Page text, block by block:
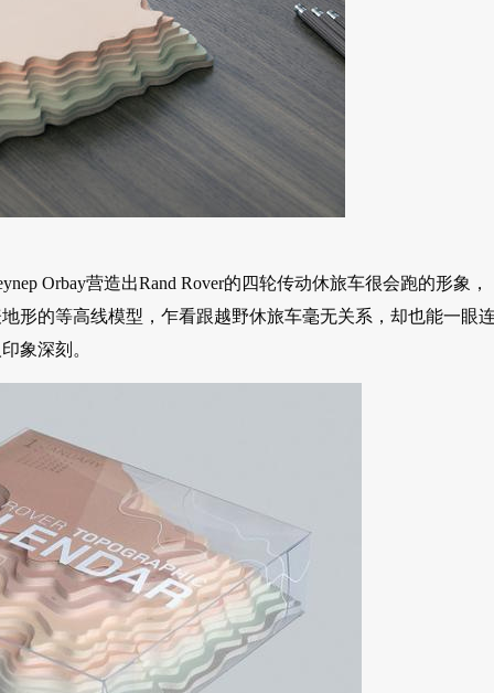
Orbay营造出Rand Rover的四轮传动休旅车很会跑的形象，
形的等高线模型，乍看跟越野休旅车毫无关系，却也能一眼
象深刻。